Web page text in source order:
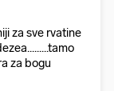
za sve rvatine
za bogu